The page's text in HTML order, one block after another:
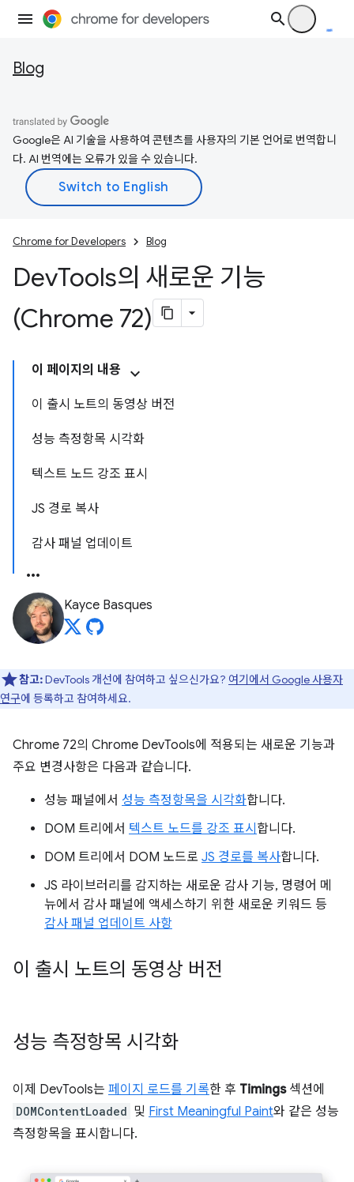
Blog
Google은 AI 기술을 사용하여 콘텐츠를 사용자의 기본 언어로 번역합니
다. AI 번역에는 오류가 있을 수 있습니다.
Chrome for Developers Blog
DevTools의 새로운 기능
(Chrome 72)
이 페이지의 내용
이 출시 노트의 동영상 버전
성능 측정항목 시각화
텍스트 노드 강조 표시
JS 경로 복사
감사 패널 업데이트
Kayce Basques
참고:DevTools 개선에 참여하고 싶으신가요? 여기에서 Google 사용자
연구에 등록하고 참여하세요.
Chrome 72의 Chrome DevTools에 적용되는 새로운 기능과
주요 변경사항은 다음과 같습니다.
성능 패널에서 성능 측정항목을 시각화합니다.
DOM 트리에서 텍스트 노드를 강조 표시 합니다.
DOM 트리에서 DOM 노드로 JS 경로를 복사합니다.
JS 라이브러리를 감지하는 새로운 감사 기능, 명령어 메
뉴에서 감사 패널에 액세스하기 위한 새로운 키워드 등
감사 패널 업데이트 사항
이 출시 노트의 동영상 버전
성능 측정항목 시각화
이제 DevTools는 페이지 로드를 기록한 후 Timings섹션에
DOMContentLoaded 및 First Meaningful Paint와 같은 성능
측정항목을 표시합니다.